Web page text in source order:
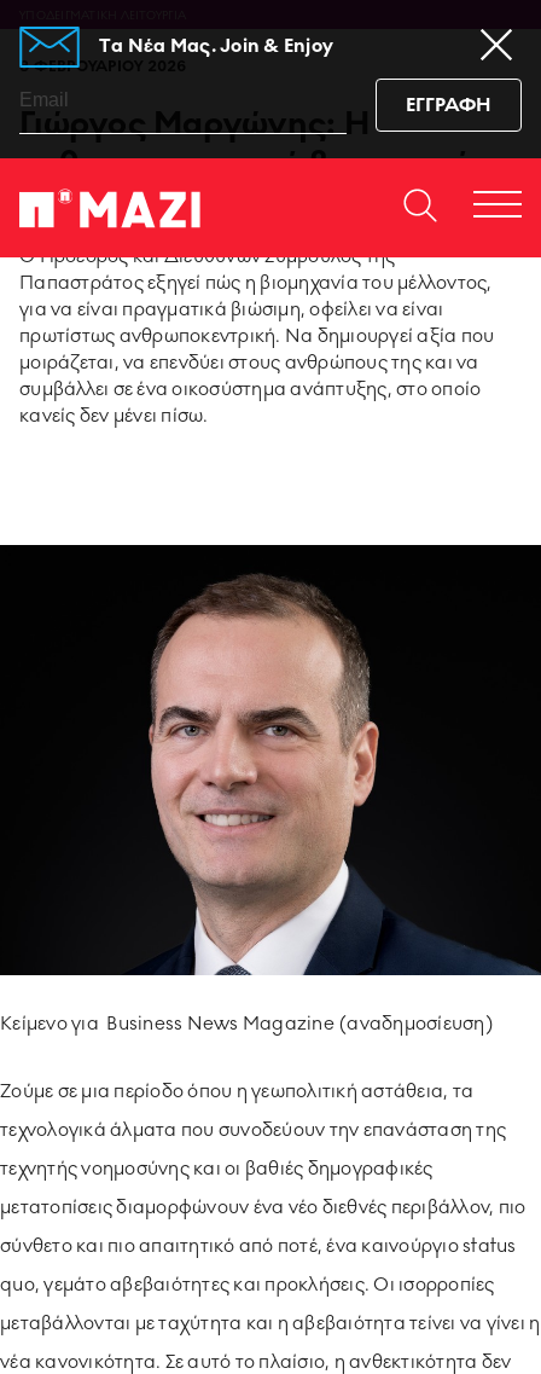
Tα Νέα Μας. Join & Enjoy
ΕΓΓΡΑΦΗ
Home
95 ΧΡΟΝΙΑ ΠΑΠΑΣΤΡΑΤΟΣ
PMI SCIENCE
ΥΠΟΔΕΙΓΜΑΤΙΚΗ ΛΕΙΤΟΥΡΓΙΑ
ΕΡΓΑZOMΕΝΟΙ & ΣΥΝΕΡΓΑΤΕΣ
ΠΕΡΙΒΑΛΛΟΝ
ΚΟΙΝΩΝΙA
ΕΠΙΚΟΙΝΩΝΙΆ
sub_confirmation=1
8 ΦΕΒΡΟΥΑΡΙΟΥ 2026
Γιώργος Μαργώνης: Η
ανθρωποκεντρική βιομηχανία
στην εποχή της σύγκλισης
O Πρόεδρος και Διευθύνων Σύμβουλος της
Παπαστράτος εξηγεί πώς η βιομηχανία του μέλλοντος,
για να είναι πραγματικά βιώσιμη, οφείλει να είναι
πρωτίστως ανθρωποκεντρική. Να δημιουργεί αξία που
μοιράζεται, να επενδύει στους ανθρώπους της και να
συμβάλλει σε ένα οικοσύστημα ανάπτυξης, στο οποίο
κανείς δεν μένει πίσω.
Κείμενο για Business News Magazine (αναδημοσίευση)
Ζούμε σε μια περίοδο όπου η γεωπολιτική αστάθεια, τα
τεχνολογικά άλματα που συνοδεύουν την επανάσταση της
τεχνητής νοημοσύνης και οι βαθιές δημογραφικές
μετατοπίσεις διαμορφώνουν ένα νέο διεθνές περιβάλλον, πιο
σύνθετο και πιο απαιτητικό από ποτέ, ένα καινούργιο status
quo, γεμάτο αβεβαιότητες και προκλήσεις. Οι ισορροπίες
μεταβάλλονται με ταχύτητα και η αβεβαιότητα τείνει να γίνει η
νέα κανονικότητα. Σε αυτό το πλαίσιο, η ανθεκτικότητα δεν